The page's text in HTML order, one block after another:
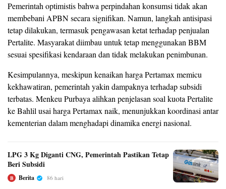
Pemerintah optimistis bahwa perpindahan konsumsi tidak akan
membebani APBN secara signifikan. Namun, langkah antisipasi
tetap dilakukan, termasuk pengawasan ketat terhadap penjualan
Pertalite. Masyarakat diimbau untuk tetap menggunakan BBM
sesuai spesifikasi kendaraan dan tidak melakukan penimbunan.
Kesimpulannya, meskipun kenaikan harga Pertamax memicu
kekhawatiran, pemerintah yakin dampaknya terhadap subsidi
terbatas. Menkeu Purbaya alihkan penjelasan soal kuota Pertalite
ke Bahlil usai harga Pertamax naik, menunjukkan koordinasi antar
kementerian dalam menghadapi dinamika energi nasional.
LPG 3 Kg Diganti CNG, Pemerintah Pastikan Tetap
Beri Subsidi
B Berita 86 hari